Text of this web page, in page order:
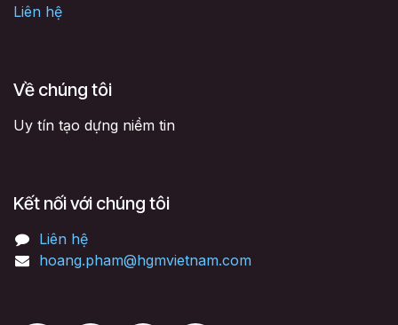
Liên hệ
Về chúng tôi
Uy tín tạo dựng niềm tin
Kết nối với chúng tôi
Liên hệ
hoang.pham@hgmvietnam.com